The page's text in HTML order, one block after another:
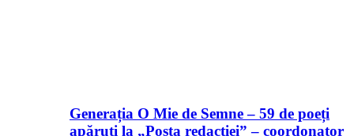
Generația O Mie de Semne – 59 de poeți
apăruți la „Poșta redacției” – coordonator